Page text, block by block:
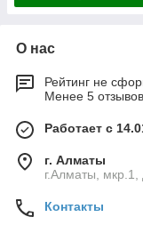
О нас
Рейтинг не
Менее 5
Работает с
г. Алматы
г.Алматы,
Контакты